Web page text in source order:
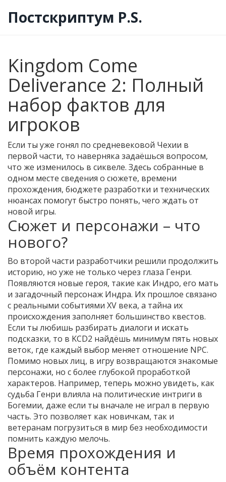
Постскриптум P.S.
Kingdom Come
Deliverance 2: Полный
набор фактов для
игроков
Если ты уже гонял по средневековой Чехии в
первой части, то наверняка задаёшься вопросом,
что же изменилось в сиквеле. Здесь собранные в
одном месте сведения о сюжете, времени
прохождения, бюджете разработки и технических
нюансах помогут быстро понять, чего ждать от
новой игры.
Сюжет и персонажи – что
нового?
Во второй части разработчики решили продолжить
историю, но уже не только через глаза Генри.
Появляются новые героя, такие как Индро, его мать
и загадочный персонаж Индра. Их прошлое связано
с реальными событиями XV века, а тайна их
происхождения заполняет большинство квестов.
Если ты любишь разбирать диалоги и искать
подсказки, то в KCD2 найдёшь минимум пять новых
веток, где каждый выбор меняет отношение NPC.
Помимо новых лиц, в игру возвращаются знакомые
персонажи, но с более глубокой проработкой
характеров. Например, теперь можно увидеть, как
судьба Генри влияла на политические интриги в
Богемии, даже если ты вначале не играл в первую
часть. Это позволяет как новичкам, так и
ветеранам погрузиться в мир без необходимости
помнить каждую мелочь.
Время прохождения и
объём контента